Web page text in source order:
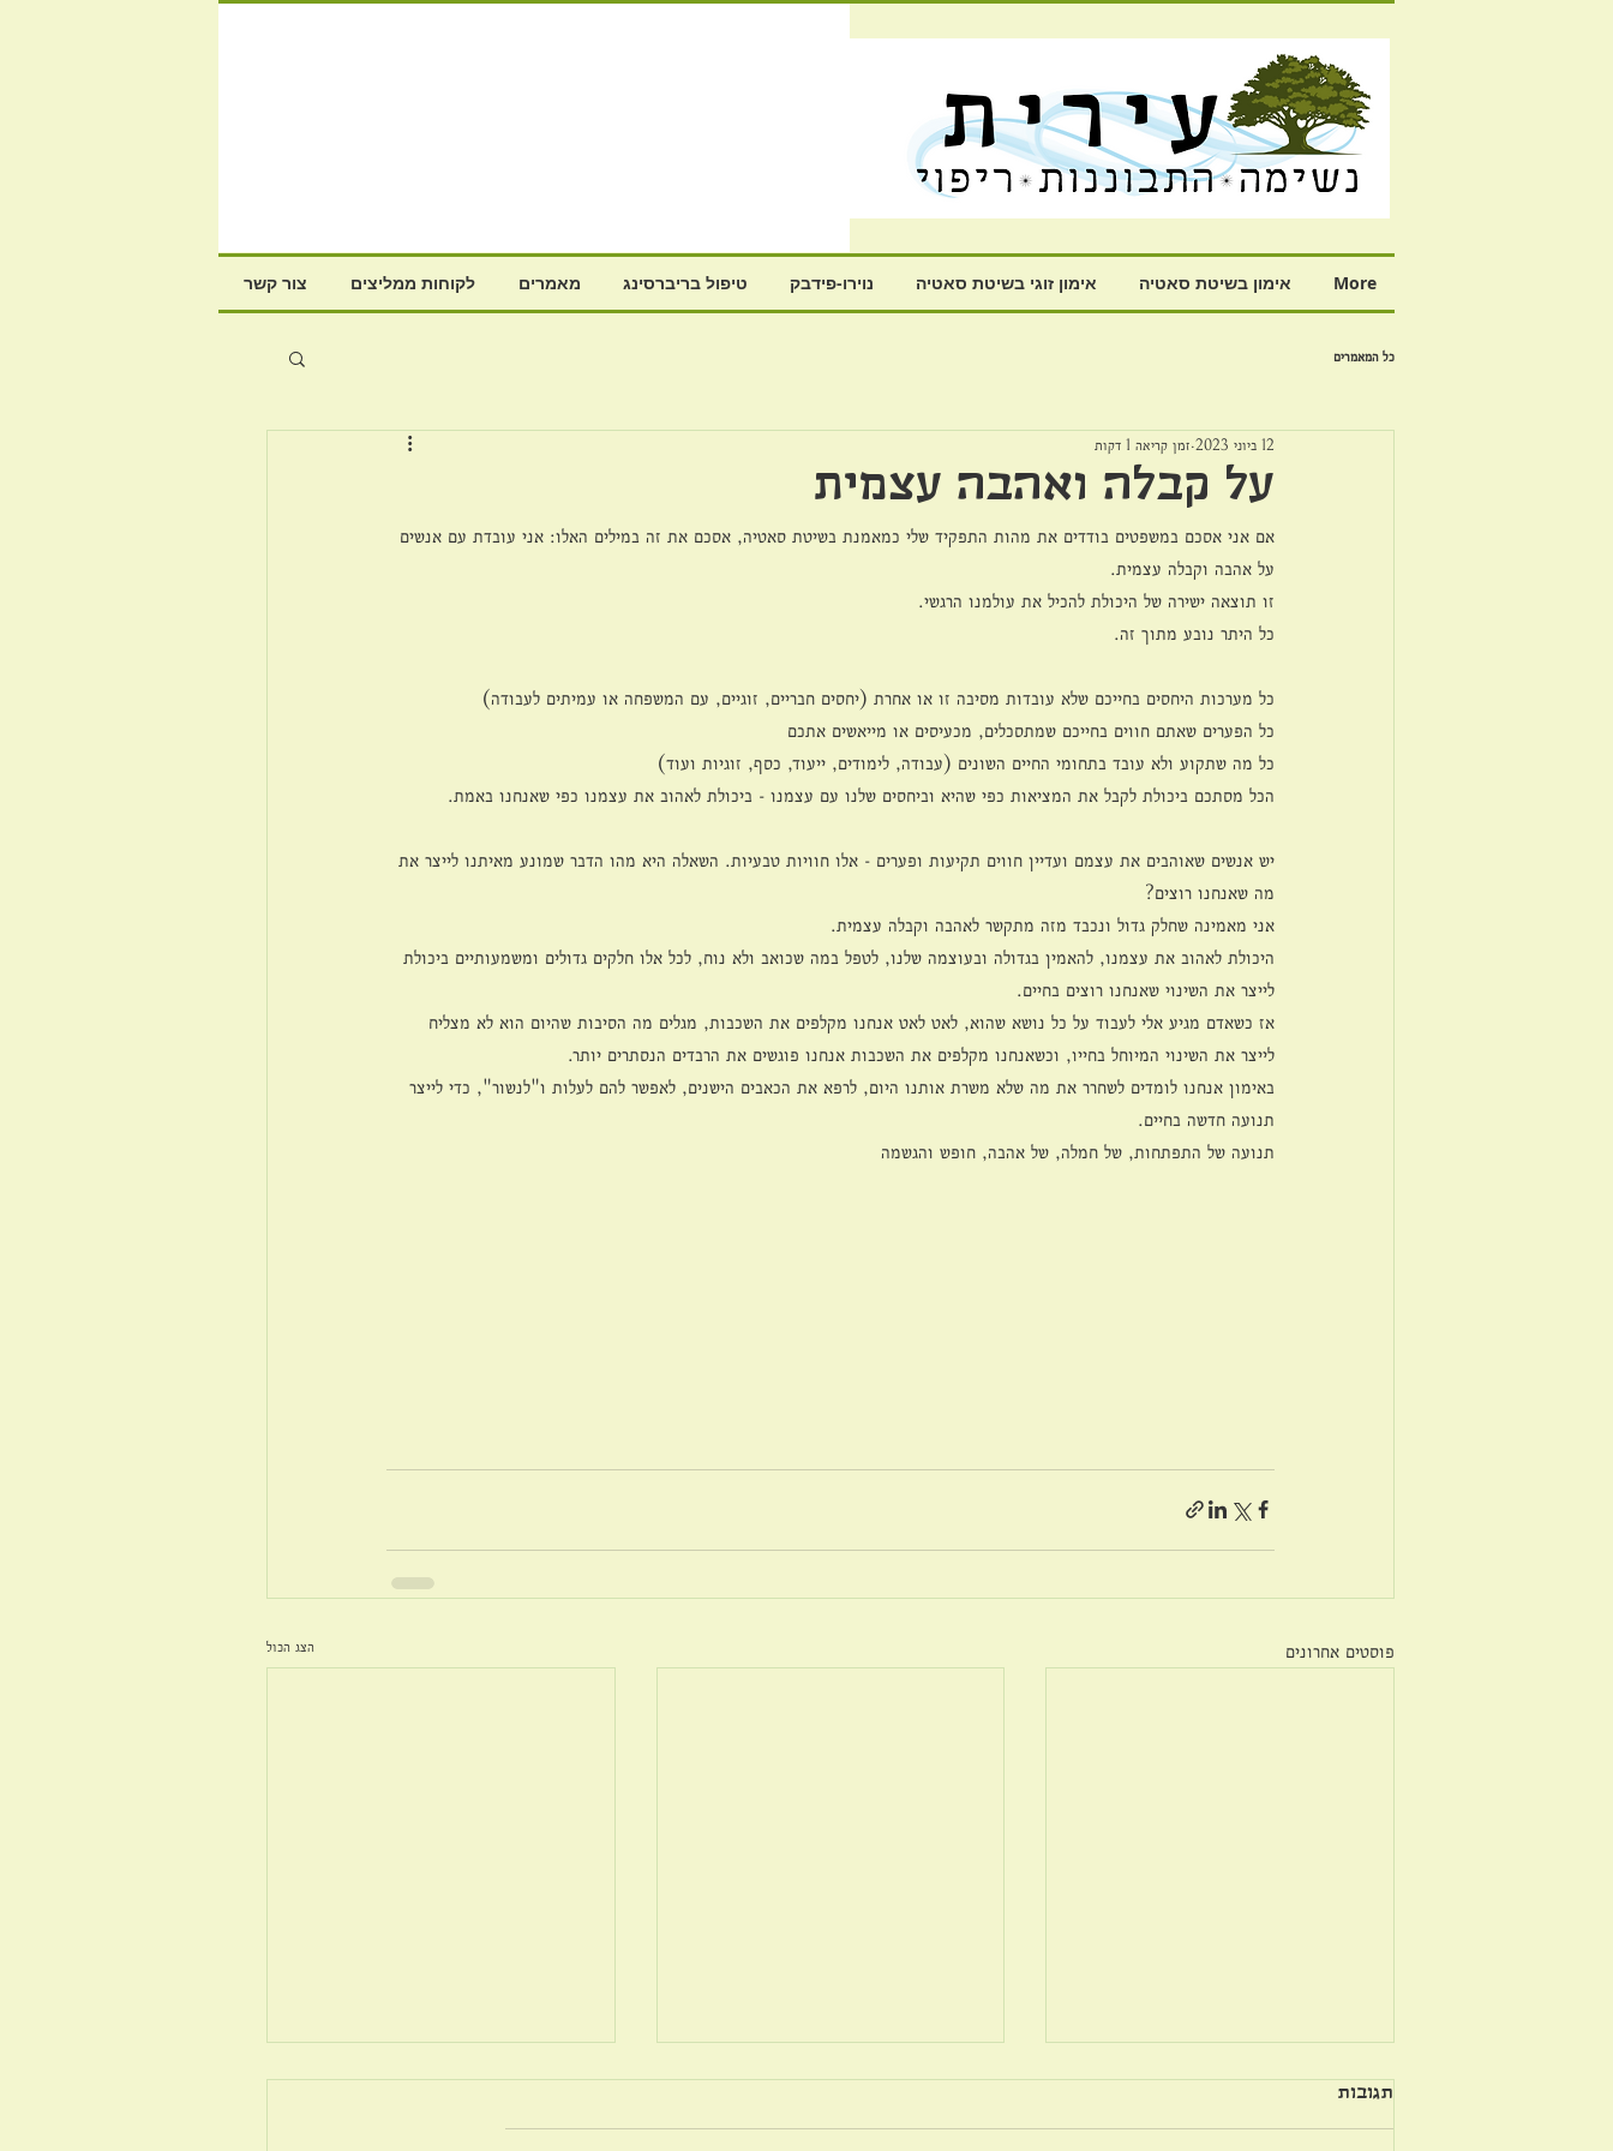
צור קשר לקוחות ממליצים מאמרים טיפול בריברסינג נוירו-פידבק אימון זוגי בשיטת סאטיה אימון בשיטת סאטיה More
כל המאמרים
על קבלה ואהבה עצמית
12 ביוני 2023 זמן קריאה 1 דקות
אם אני אסכם במשפטים בודדים את מהות התפקיד שלי כמאמנת בשיטת סאטיה, אסכם את זה במילים האלו: אני עובדת עם אנשים
על אהבה וקבלה עצמית.
זו תוצאה ישירה של היכולת להכיל את עולמנו הרגשי.
כל היתר נובע מתוך זה.
כל מערכות היחסים בחייכם שלא עובדות מסיבה זו או אחרת (יחסים חבריים, זוגיים, עם המשפחה או עמיתים לעבודה)
כל הפערים שאתם חווים בחייכם שמתסכלים, מכעיסים או מייאשים אתכם
כל מה שתקוע ולא עובד בתחומי החיים השונים (עבודה, לימודים, ייעוד, כסף, זוגיות ועוד)
הכל מסתכם ביכולת לקבל את המציאות כפי שהיא וביחסים שלנו עם עצמנו - ביכולת לאהוב את עצמנו כפי שאנחנו באמת.
יש אנשים שאוהבים את עצמם ועדיין חווים תקיעות ופערים - אלו חוויות טבעיות. השאלה היא מהו הדבר שמונע מאיתנו לייצר את
מה שאנחנו רוצים?
אני מאמינה שחלק גדול ונכבד מזה מתקשר לאהבה וקבלה עצמית.
היכולת לאהוב את עצמנו, להאמין בגדולה ובעוצמה שלנו, לטפל במה שכואב ולא נוח, לכל אלו חלקים גדולים ומשמעותיים ביכולת
לייצר את השינוי שאנחנו רוצים בחיים.
אז כשאדם מגיע אלי לעבוד על כל נושא שהוא, לאט לאט אנחנו מקלפים את השכבות, מגלים מה הסיבות שהיום הוא לא מצליח
לייצר את השינוי המיוחל בחייו, וכשאנחנו מקלפים את השכבות אנחנו פוגשים את הרבדים הנסתרים יותר.
באימון אנחנו לומדים לשחרר את מה שלא משרת אותנו היום, לרפא את הכאבים הישנים, לאפשר להם לעלות ו"לנשור", כדי לייצר
תנועה חדשה בחיים.
תנועה של התפתחות, של חמלה, של אהבה, חופש והגשמה
פוסטים אחרונים הצג הכול
תגובות